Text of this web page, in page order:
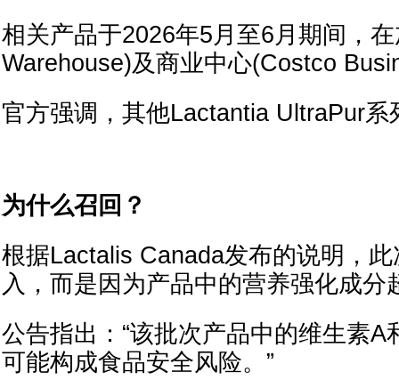
相关产品于2026年5月至6月期间，
Warehouse)及商业中心(Costco
官方强调，其他Lactantia UltraPur系
为什么召回？
根据Lactalis Canada发布的说明，
入，而是因为产品中的营养强化成分
公告指出：“该批次产品中的维生素
可能构成食品安全风险。”